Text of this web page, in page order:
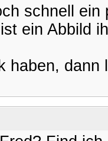
schnell
ein Abbild
haben,